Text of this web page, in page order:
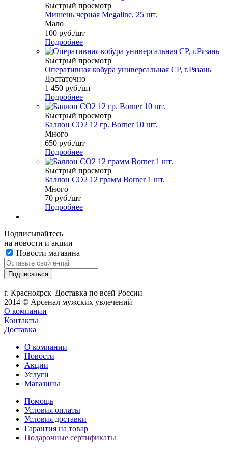
Быстрый просмотр
Мишень черная Megaline, 25 шт.
Мало
100 руб./шт
Подробнее
Быстрый просмотр
Оперативная кобура универсальная CP, г.Рязань
Достаточно
1 450 руб./шт
Подробнее
Быстрый просмотр
Баллон СО2 12 гр. Borner 10 шт.
Много
650 руб./шт
Подробнее
Быстрый просмотр
Баллон СО2 12 грамм Borner 1 шт.
Много
70 руб./шт
Подробнее
Подписывайтесь
на новости и акции
Новости магазина
г. Красноярск |Доставка по всей России
2014 © Арсенал мужских увлечений
О компании
Контакты
Доставка
О компании
Новости
Акции
Услуги
Магазины
Помощь
Условия оплаты
Условия доставки
Гарантия на товар
Подарочные сертификаты